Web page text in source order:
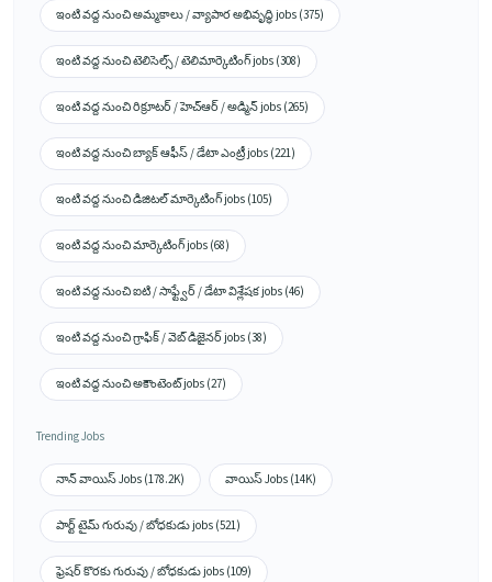
ఇంటి వద్ద నుంచి అమ్మకాలు / వ్యాపార అభివృద్ధి jobs (375)
ఇంటి వద్ద నుంచి టెలిసెల్స్ / టెలిమార్కెటింగ్ jobs (308)
ఇంటి వద్ద నుంచి రిక్రూటర్ / హెచ్ఆర్ / అడ్మిన్ jobs (265)
ఇంటి వద్ద నుంచి బ్యాక్ ఆఫీస్ / డేటా ఎంట్రీ jobs (221)
ఇంటి వద్ద నుంచి డిజిటల్ మార్కెటింగ్ jobs (105)
ఇంటి వద్ద నుంచి మార్కెటింగ్ jobs (68)
ఇంటి వద్ద నుంచి ఐటి / సాఫ్ట్వేర్ / డేటా విశ్లేషక jobs (46)
ఇంటి వద్ద నుంచి గ్రాఫిక్ / వెబ్ డిజైనర్ jobs (38)
ఇంటి వద్ద నుంచి అకౌంటెంట్ jobs (27)
Trending Jobs
నాన్ వాయిస్ Jobs (178.2K) వాయిస్ Jobs (14K)
పార్ట్ టైమ్ గురువు / బోధకుడు jobs (521)
ఫ్రెషర్ కొరకు గురువు / బోధకుడు jobs (109)